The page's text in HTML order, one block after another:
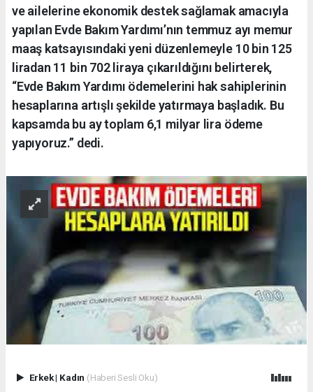
ve ailelerine ekonomik destek sağlamak amacıyla
yapılan Evde Bakım Yardımı’nın temmuz ayı memur
maaş katsayısındaki yeni düzenlemeyle 10 bin 125
liradan 11 bin 702 liraya çıkarıldığını belirterek,
“Evde Bakım Yardımı ödemelerini hak sahiplerinin
hesaplarına artışlı şekilde yatırmaya başladık. Bu
kapsamda bu ay toplam 6,1 milyar lira ödeme
yapıyoruz.” dedi.
Erkek| Kadın (Haberi Sesli Oku)